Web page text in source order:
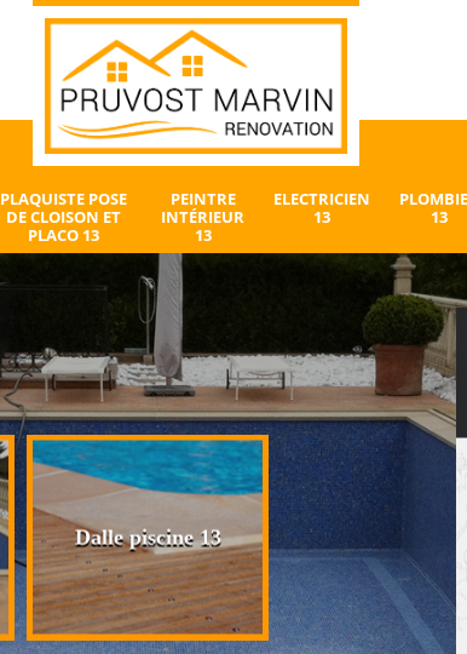
PLAQUISTE POSE
DE CLOISON ET
PLACO 13
PEINTRE
INTÉRIEUR
13
ELECTRICIEN
13
13
Dalle piscine 13
Plaquiste pose
cloison et placo